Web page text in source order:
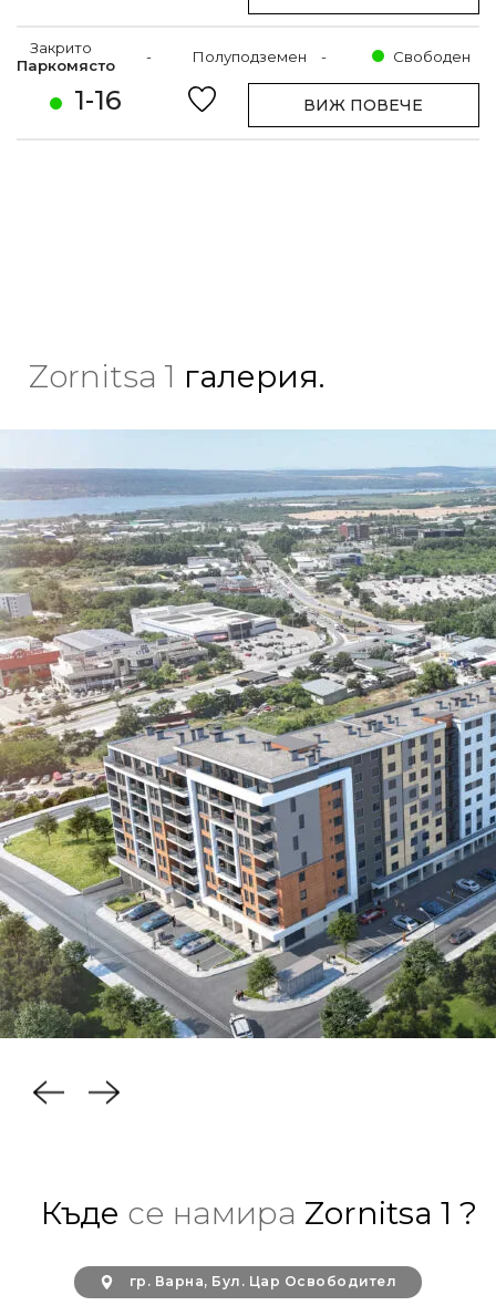
1-16
Закрито
Паркомясто
- Полуподземен - Свободен
ВИЖ ПОВЕЧЕ
Zornitsa 1 галерия.
Къде се намира Zornitsa 1 ?
гр. Варна, Бул. Цар Освободител